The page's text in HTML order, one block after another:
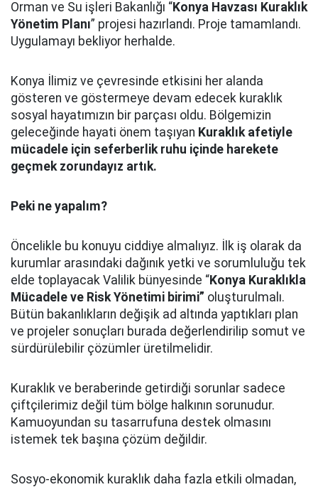
Orman ve Su işleri Bakanlığı “Konya Havzası Kuraklık
Yönetim Planı” projesi hazırlandı. Proje tamamlandı.
Uygulamayı bekliyor herhalde.
Konya İlimiz ve çevresinde etkisini her alanda
gösteren ve göstermeye devam edecek kuraklık
sosyal hayatımızın bir parçası oldu. Bölgemizin
geleceğinde hayati önem taşıyan Kuraklık afetiyle
mücadele için seferberlik ruhu içinde harekete
geçmek zorundayız artık.
Peki ne yapalım?
Öncelikle bu konuyu ciddiye almalıyız. İlk iş olarak da
kurumlar arasındaki dağınık yetki ve sorumluluğu tek
elde toplayacak Valilik bünyesinde “Konya Kuraklıkla
Mücadele ve Risk Yönetimi birimi” oluşturulmalı.
Bütün bakanlıkların değişik ad altında yaptıkları plan
ve projeler sonuçları burada değerlendirilip somut ve
sürdürülebilir çözümler üretilmelidir.
Kuraklık ve beraberinde getirdiği sorunlar sadece
çiftçilerimiz değil tüm bölge halkının sorunudur.
Kamuoyundan su tasarrufuna destek olmasını
istemek tek başına çözüm değildir.
Sosyo-ekonomik kuraklık daha fazla etkili olmadan,